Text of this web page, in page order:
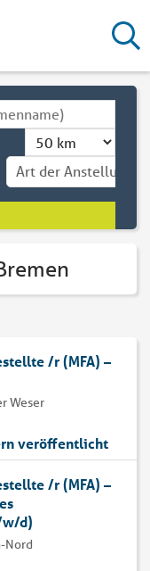
Art der Anstellung
/r (MFA) –
Weser
veröffentlicht
/r (MFA) –
w/d)
Nord